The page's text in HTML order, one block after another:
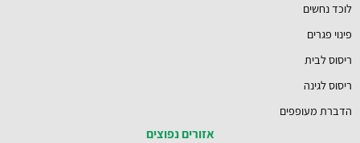
לוכד נחשים
פינוי פגרים
ריסוס לבית
ריסוס לגינה
הדברת מעופפים
אזורים נפוצים